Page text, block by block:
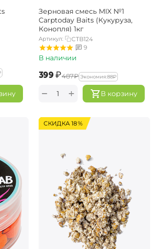
Зерновая смесь MIX №1
Carptoday Baits (Кукуруза,
Конопля) 1кг
Артикул:
CTB124
9
В наличии
‍399‍₽‍487‍₽ Экономия:‍88‍₽
В корзину
+
−
СКИДКА 18%